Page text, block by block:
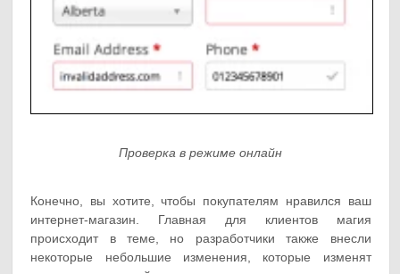
Проверка в режиме онлайн
Конечно, вы хотите, чтобы покупателям нравился ваш
интернет-магазин. Главная для клиентов магия
происходит в теме, но разработчики также внесли
некоторые небольшие изменения, которые изменят